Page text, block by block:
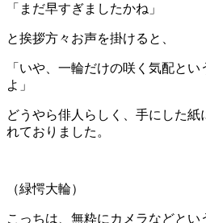
「まだ早すぎましたかね」
と挨拶方々お声を掛けると、
「いや、一輪だけの咲く気配と
よ」
どうやら俳人らしく、手にした紙
れておりました。
（緑愕大輪）
こっちは、無粋にカメラなどと